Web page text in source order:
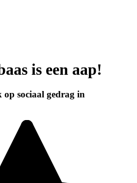
is een aap!
sociaal gedrag in